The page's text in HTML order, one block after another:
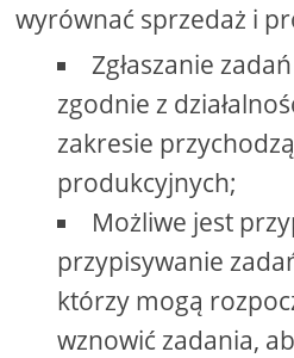
wyrównać sprzedaż i
Zgłaszanie
zgodnie z
zakresie
produkcyjnych;
Możliwe jest
przypisywanie
którzy mogą
wznowić zadania,